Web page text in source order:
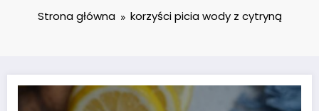
Strona główna korzyści picia wody z cytryną